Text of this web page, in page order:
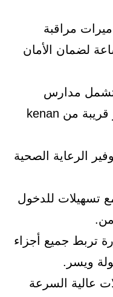
مراقبة
على مدار 24 ساعة لضمان الأمان
تشمل مدارس
ومراكز تعليمية داخلية أو قريبة من kenan
الرعاية الصحية
تسهيلات للدخول
تربط جميع أجزاء
ويسر.
عالية السرعة